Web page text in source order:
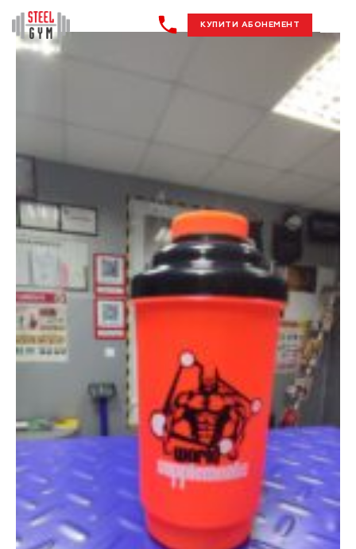
КУПИТИ АБОНЕМЕНТ